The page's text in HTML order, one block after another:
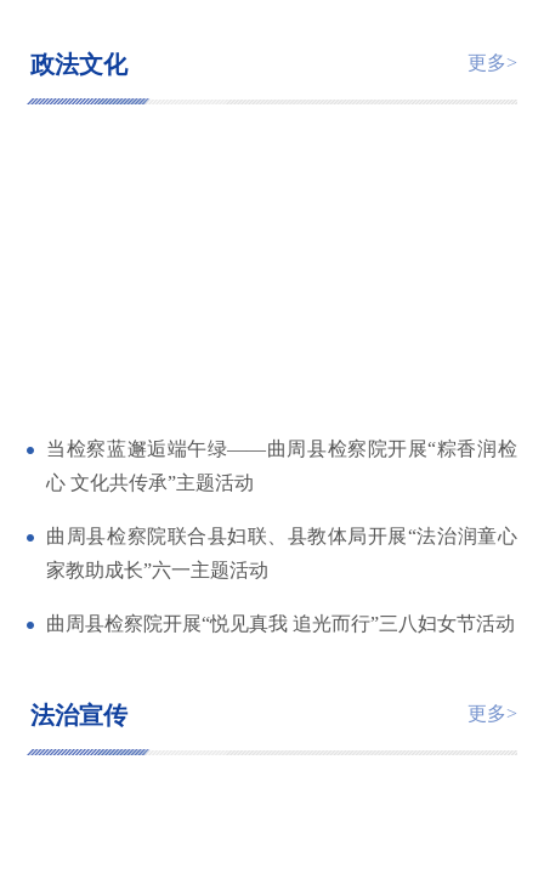
政法文化 更多>
当检察蓝邂逅端午绿——曲周县检察院开展“粽香润检
心 文化共传承”主题活动
曲周县检察院联合县妇联、县教体局开展“法治润童心
家教助成长”六一主题活动
曲周县检察院开展“悦见真我 追光而行”三八妇女节活动
法治宣传 更多>